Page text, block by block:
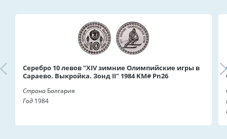
Серебро 10 левов "XIV зимние Олимпийские игры в
Сараево. Выкройка. Зонд II" 1984 KM# Pn26
Страна Болгария
Год 1984